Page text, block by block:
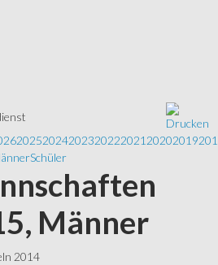
20252024202320222021 20202019
Schüler
Männer
2014